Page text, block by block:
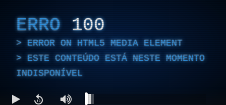
ERRO 100
ERROR ON HTML5 MEDIA ELEMENT
ESTE CONTEÚDO ESTÁ NESTE MOMENTO
INDISPONÍVEL